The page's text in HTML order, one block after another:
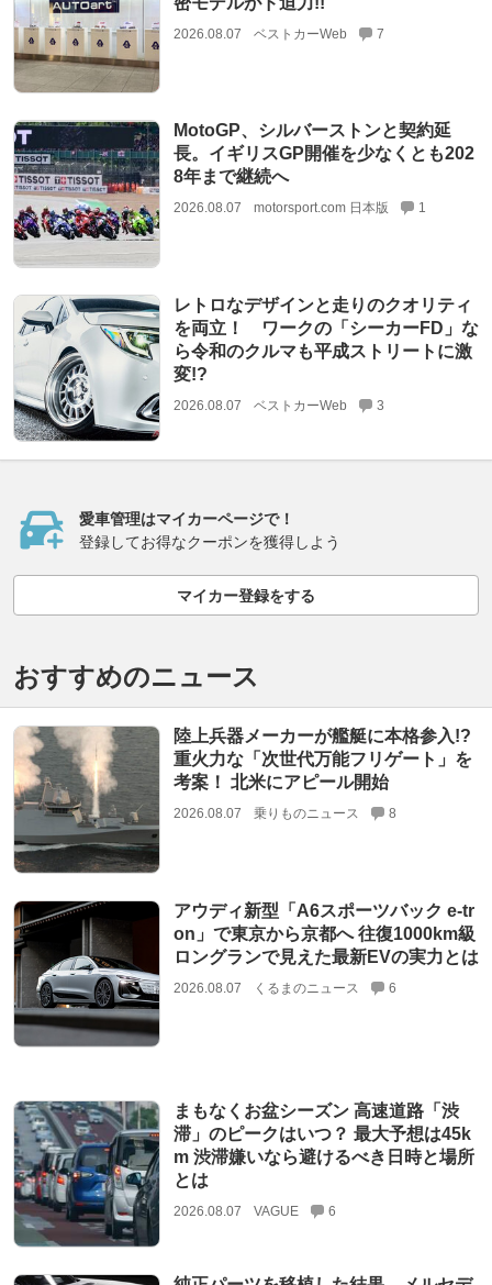
2026.08.07 ベストカーWeb 7
MotoGP、シルバーストンと契約延
長。イギリスGP開催を少なくとも202
8年まで継続へ
2026.08.07 motorsport.com 日本版 1
レトロなデザインと走りのクオリティ
を両立！ ワークの「シーカーFD」な
ら令和のクルマも平成ストリートに激
変!?
2026.08.07 ベストカーWeb 3
愛車管理はマイカーページで！
登録してお得なクーポンを獲得しよう
マイカー登録をする
おすすめのニュース
陸上兵器メーカーが艦艇に本格参入!?
重火力な「次世代万能フリゲート」を
考案！ 北米にアピール開始
2026.08.07 乗りものニュース 8
アウディ新型「A6スポーツバック e-tr
on」で東京から京都へ 往復1000km級
ロングランで見えた最新EVの実力とは
2026.08.07 くるまのニュース 6
まもなくお盆シーズン 高速道路「渋
滞」のピークはいつ？ 最大予想は45k
m 渋滞嫌いなら避けるべき日時と場所
とは
2026.08.07 VAGUE 6